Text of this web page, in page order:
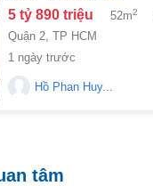
5 tỷ 890 triệu 52m2
Quận 2 TP HCM
1 ngày trước
Hồ Phan Huy...
tâm